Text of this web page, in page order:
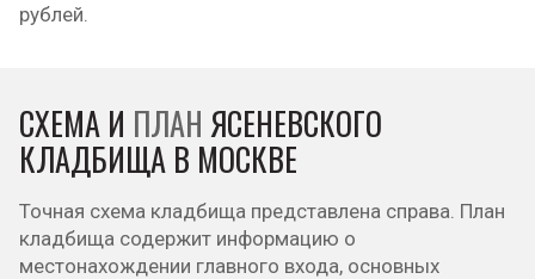
рублей.
СХЕМА И ПЛАН ЯСЕНЕВСКОГО
КЛАДБИЩА В МОСКВЕ
Точная схема кладбища представлена справа. План
кладбища содержит информацию о
местонахождении главного входа, основных